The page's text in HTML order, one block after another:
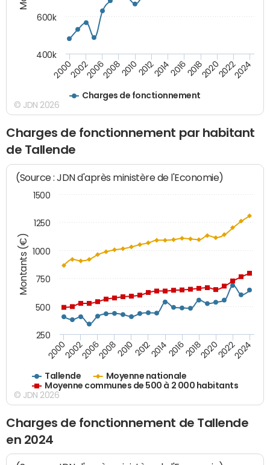
Charges de fonctionnement
200020022006200820102012201420162018202020222024
400k
600k
© JDN 2026
Charges de fonctionnement par habitant
de Tallende
Montants (€)
(Source : JDN d'après ministère de l'Economie)
Tallende
Moyenne nationale
Moyenne communes de 500 à 2 000 habitants
200020022006200820102012201420162018202020222024
250
500
750
1000
1250
1500
© JDN 2026
Charges de fonctionnement de Tallende
en 2024